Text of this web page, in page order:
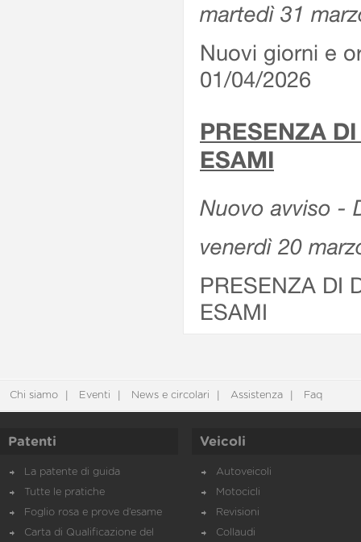
martedì 31
Nuovi giorni e
01/04/2026
PRESENZA
ESAMI
Nuovo avviso -
venerdì 20
PRESENZA DI
ESAMI
Chi siamo Eventi News e circolari Assistenza Faq
Patenti
La patente di guida
Tutte le pratiche
Foglio rosa e prove d’esame
Carta di Qualificazione del
Veicoli
Autoveicoli
Motocicli
Revisioni
Collaudi